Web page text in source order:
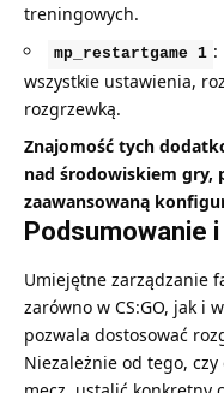
treningowych.
mp_restartgame 1 :
wszystkie ustawienia,
rozgrzewką.
Znajomość tych
nad środowiskiem gry,
zaawansowaną
Podsumowanie
Umiejętne zarządzanie
zarówno w CS:GO, jak i
pozwala dostosować
Niezależnie od tego,